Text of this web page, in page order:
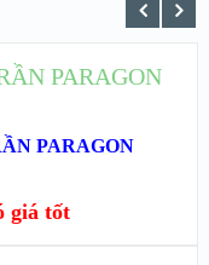
PARAGON
giá tốt